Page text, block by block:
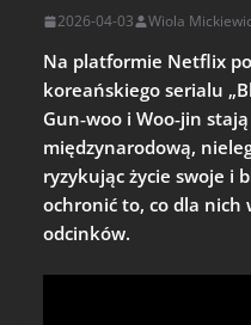
2026-04-03 Wiola
Na platformie Netflix
koreańskiego serialu
Gun‑woo i Woo‑jin
międzynarodową,
ryzykując życie swoje i
ochronić to, co dla nich
odcinków.